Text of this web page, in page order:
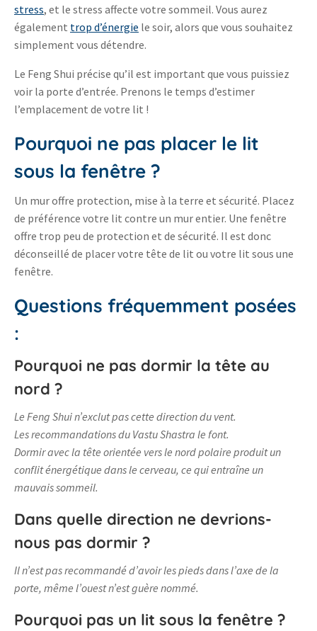
stress, et le stress affecte votre sommeil. Vous aurez
également trop d’énergie le soir, alors que vous souhaitez
simplement vous détendre.
Le Feng Shui précise qu’il est important que vous puissiez
voir la porte d’entrée. Prenons le temps d’estimer
l’emplacement de votre lit !
Pourquoi ne pas placer le lit
sous la fenêtre ?
Un mur offre protection, mise à la terre et sécurité. Placez
de préférence votre lit contre un mur entier. Une fenêtre
offre trop peu de protection et de sécurité. Il est donc
déconseillé de placer votre tête de lit ou votre lit sous une
fenêtre.
Questions fréquemment posées
:
Pourquoi ne pas dormir la tête au
nord ?
Le Feng Shui n’exclut pas cette direction du vent.
Les recommandations du Vastu Shastra le font.
Dormir avec la tête orientée vers le nord polaire produit un
conflit énergétique dans le cerveau, ce qui entraîne un
mauvais sommeil.
Dans quelle direction ne devrions-
nous pas dormir ?
Il n’est pas recommandé d’avoir les pieds dans l’axe de la
porte, même l’ouest n’est guère nommé.
Pourquoi pas un lit sous la fenêtre ?